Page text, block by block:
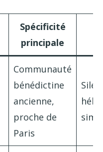
Spécificité
principale
Communauté
bénédictine
ancienne,
proche de
Paris